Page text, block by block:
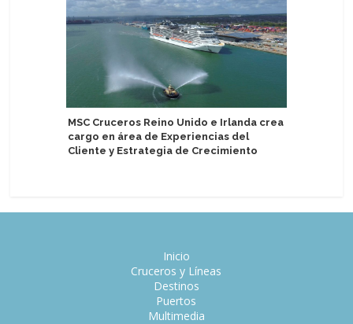
MSC Cruceros Reino Unido e Irlanda crea
cargo en área de Experiencias del
Cliente y Estrategia de Crecimiento
Inicio
Cruceros y Líneas
Destinos
Puertos
Multimedia